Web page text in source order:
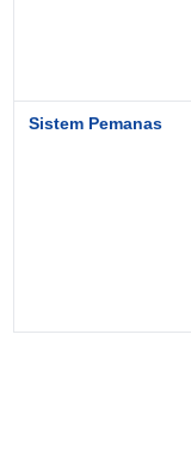
Sistem Pemanas